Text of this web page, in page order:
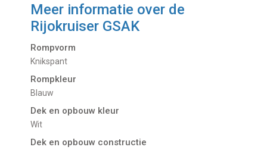
Meer informatie over de
Rijokruiser GSAK
Rompvorm
Knikspant
Rompkleur
Blauw
Dek en opbouw kleur
Wit
Dek en opbouw constructie